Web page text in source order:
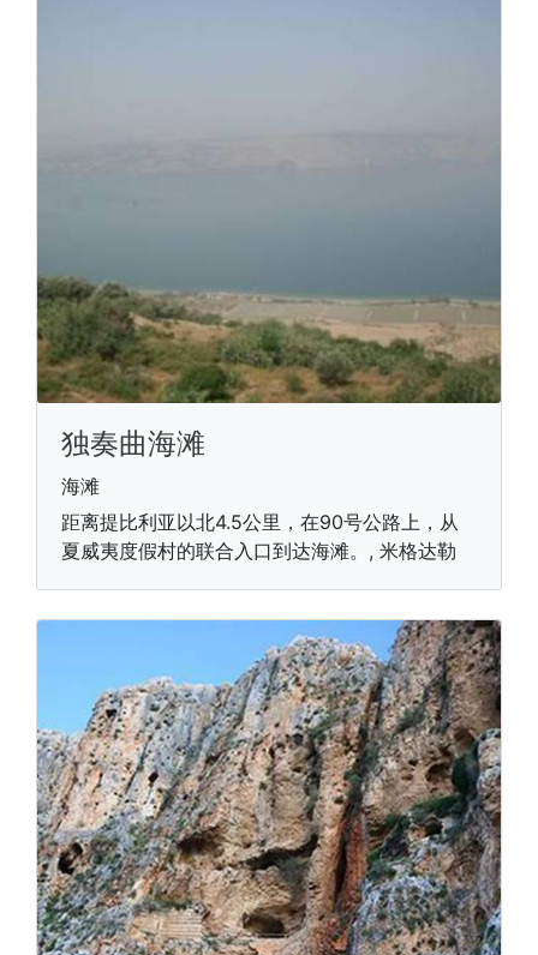
独奏曲海滩
海滩
距离提比利亚以北4.5公里，在90号公路上，从
夏威夷度假村的联合入口到达海滩。, 米格达勒